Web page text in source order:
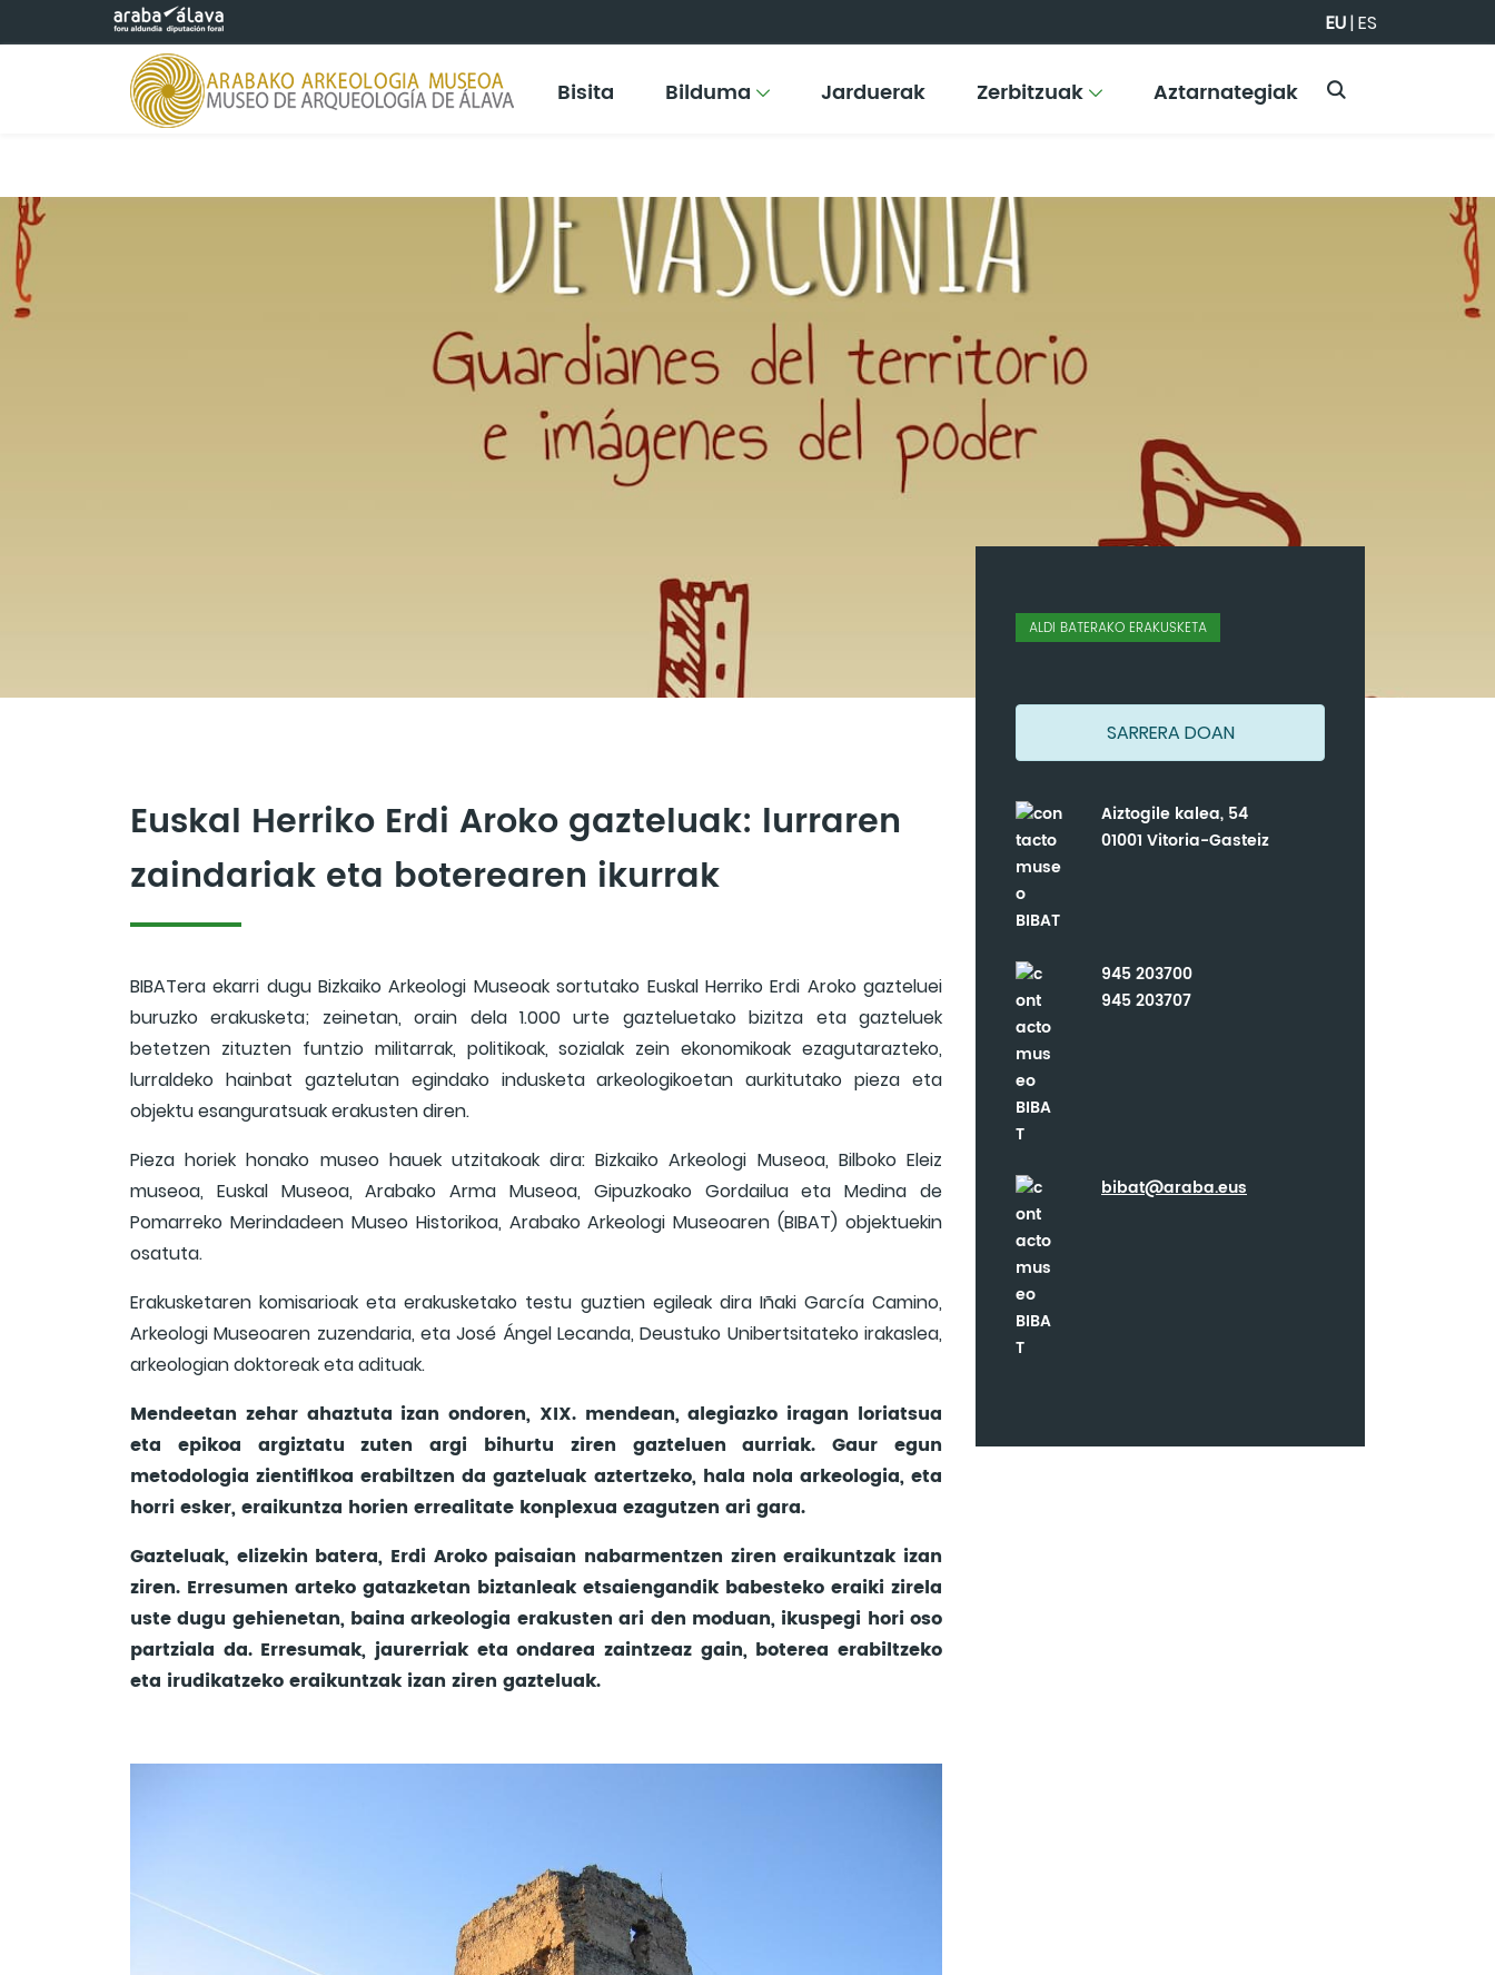
Eduki nagusira joan EU|ES
Bisita Bilduma Jarduerak Zerbitzuak Aztarnategiak
Euskal Herriko Erdi Aroko gazteluak: lurraren
zaindariak eta boterearen ikurrak
BIBATera ekarri dugu Bizkaiko Arkeologi Museoak sortutako Euskal Herriko Erdi Aroko gazteluei
buruzko erakusketa; zeinetan, orain dela 1.000 urte gazteluetako bizitza eta gazteluek
betetzen zituzten funtzio militarrak, politikoak, sozialak zein ekonomikoak ezagutarazteko,
lurraldeko hainbat gaztelutan egindako indusketa arkeologikoetan aurkitutako pieza eta
objektu esanguratsuak erakusten diren.
Pieza horiek honako museo hauek utzitakoak dira: Bizkaiko Arkeologi Museoa, Bilboko Eleiz
museoa, Euskal Museoa, Arabako Arma Museoa, Gipuzkoako Gordailua eta Medina de
Pomarreko Merindadeen Museo Historikoa, Arabako Arkeologi Museoaren (BIBAT) objektuekin
osatuta.
Erakusketaren komisarioak eta erakusketako testu guztien egileak dira Iñaki García Camino,
Arkeologi Museoaren zuzendaria, eta José Ángel Lecanda, Deustuko Unibertsitateko irakaslea,
arkeologian doktoreak eta adituak.
Mendeetan zehar ahaztuta izan ondoren, XIX. mendean, alegiazko iragan loriatsua
eta epikoa argiztatu zuten argi bihurtu ziren gazteluen aurriak. Gaur egun
metodologia zientifikoa erabiltzen da gazteluak aztertzeko, hala nola arkeologia, eta
horri esker, eraikuntza horien errealitate konplexua ezagutzen ari gara.
Gazteluak, elizekin batera, Erdi Aroko paisaian nabarmentzen ziren eraikuntzak izan
ziren. Erresumen arteko gatazketan biztanleak etsaiengandik babesteko eraiki zirela
uste dugu gehienetan, baina arkeologia erakusten ari den moduan, ikuspegi hori oso
partziala da. Erresumak, jaurerriak eta ondarea zaintzeaz gain, boterea erabiltzeko
eta irudikatzeko eraikuntzak izan ziren gazteluak.
ALDI BATERAKO ERAKUSKETA
SARRERA DOAN
Aiztogile kalea, 54
01001 Vitoria-Gasteiz
945 203700
945 203707
bibat@araba.eus